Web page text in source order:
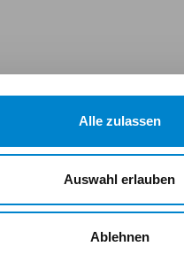
Alle zulassen
Auswahl erlauben
Ablehnen